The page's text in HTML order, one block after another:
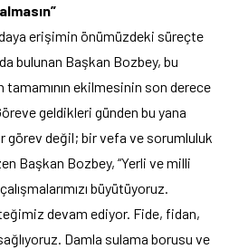
erişimin önümüzdeki süreçte
bulunan Başkan Bozbey, bu
tamamının ekilmesinin son derece
geldikleri günden bu yana
görev değil; bir vefa ve sorumluluk
Başkan Bozbey, “Yerli ve milli
büyütüyoruz.
devam ediyor. Fide, fidan,
Damla sulama borusu ve